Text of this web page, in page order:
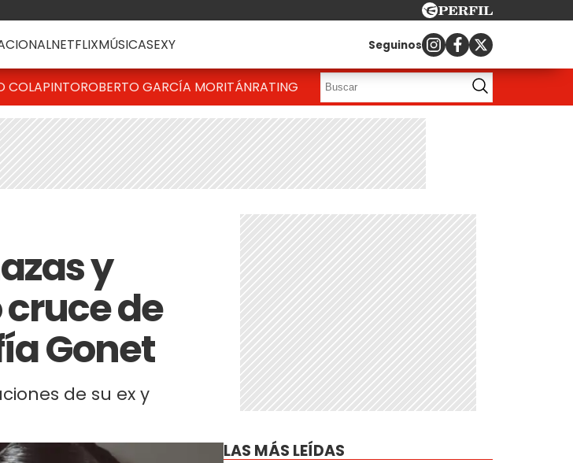
NETFLIXMÚSICASEXY Seguinos
COLAPINTOROBERTO GARCÍA MORITÁNRATING
y
de
Gonet
de su ex y
LAS MÁS LEÍDAS